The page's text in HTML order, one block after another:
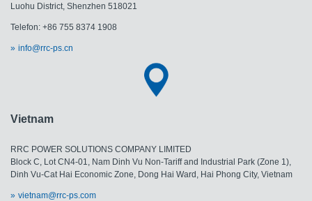
Luohu District, Shenzhen 518021
Telefon: +86 755 8374 1908
info@rrc-ps.cn
Vietnam
RRC POWER SOLUTIONS COMPANY LIMITED
Block C, Lot CN4-01, Nam Dinh Vu Non-Tariff and Industrial Park (Zone 1),
Dinh Vu-Cat Hai Economic Zone, Dong Hai Ward, Hai Phong City, Vietnam
vietnam@rrc-ps.com